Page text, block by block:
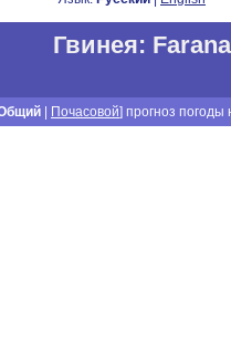
Гвинея:
Почасовой] прогноз погоды